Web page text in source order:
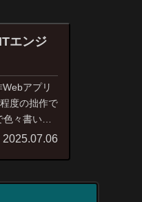
エンジ
アプリ
度の拙作で
々書いて
2025.07.06